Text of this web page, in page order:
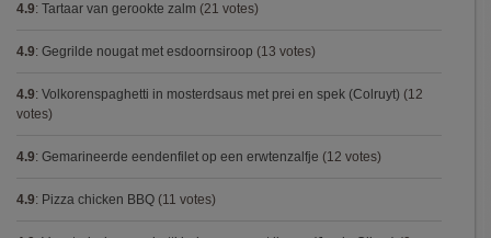
4.9: Tartaar van gerookte zalm (21 votes)
4.9: Gegrilde nougat met esdoornsiroop (13 votes)
4.9: Volkorenspaghetti in mosterdsaus met prei en spek (Colruyt) (12
votes)
4.9: Gemarineerde eendenfilet op een erwtenzalfje (12 votes)
4.9: Pizza chicken BBQ (11 votes)